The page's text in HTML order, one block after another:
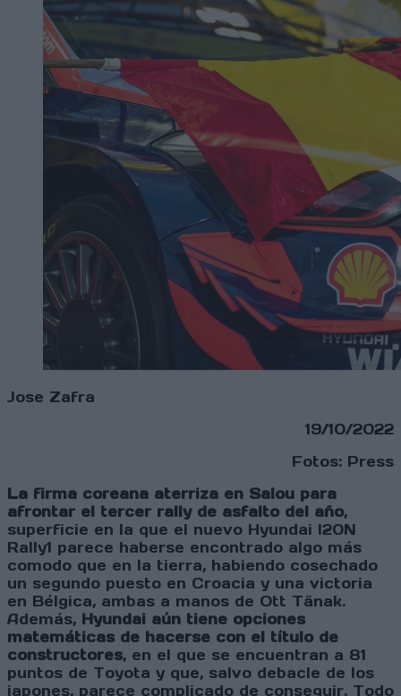
Jose Zafra
19/10/2022
Fotos: Press
La firma coreana aterriza en Salou para
afrontar el tercer rally de asfalto del año,
superficie en la que el nuevo Hyundai I20N
Rally1 parece haberse encontrado algo más
comodo que en la tierra, habiendo cosechado
un segundo puesto en Croacia y una victoria
en Bélgica, ambas a manos de Ott Tänak.
Además, Hyundai aún tiene opciones
matemáticas de hacerse con el título de
constructores, en el que se encuentran a 81
puntos de Toyota y que, salvo debacle de los
japones, parece complicado de conseguir. Todo